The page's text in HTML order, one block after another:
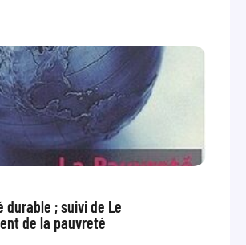
durable ; suivi de Le
de la pauvreté